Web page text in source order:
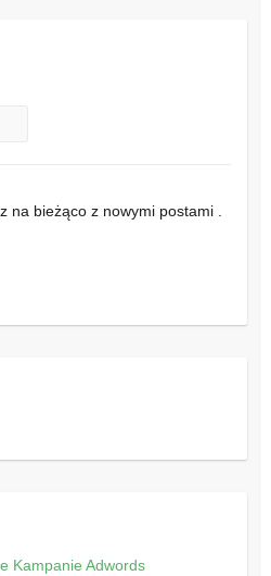
na bieżąco z nowymi postami .
Kampanie Adwords